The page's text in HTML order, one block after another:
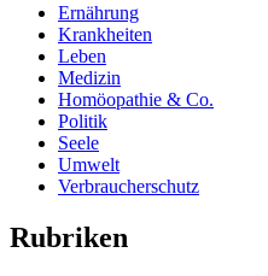
Ernährung
Krankheiten
Leben
Medizin
Homöopathie & Co.
Politik
Seele
Umwelt
Verbraucherschutz
Rubriken